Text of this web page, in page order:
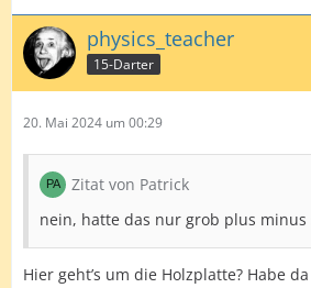
physics_teacher
15-Darter
20. Mai 2024 um 00:29
Zitat von Patrick
nein, hatte das nur grob plus
Hier geht’s um die Holzplatte? Habe